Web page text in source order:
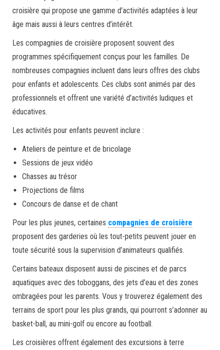
croisière qui propose une gamme d’activités adaptées à leur
âge mais aussi à leurs centres d’intérêt.
Les compagnies de croisière proposent souvent des
programmes spécifiquement conçus pour les familles. De
nombreuses compagnies incluent dans leurs offres des clubs
pour enfants et adolescents. Ces clubs sont animés par des
professionnels et offrent une variété d’activités ludiques et
éducatives.
Les activités pour enfants peuvent inclure :
Ateliers de peinture et de bricolage
Sessions de jeux vidéo
Chasses au trésor
Projections de films
Concours de danse et de chant
Pour les plus jeunes, certaines compagnies de croisière
proposent des garderies où les tout-petits peuvent jouer en
toute sécurité sous la supervision d’animateurs qualifiés.
Certains bateaux disposent aussi de piscines et de parcs
aquatiques avec des toboggans, des jets d’eau et des zones
ombragées pour les parents. Vous y trouverez également des
terrains de sport pour les plus grands, qui pourront s’adonner au
basket-ball, au mini-golf ou encore au football.
Les croisières offrent également des excursions à terre